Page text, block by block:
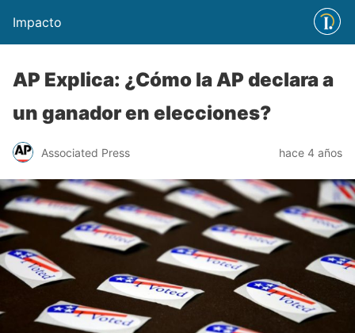
Impacto
AP Explica: ¿Cómo la AP declara a
un ganador en elecciones?
Associated Press hace 4 años